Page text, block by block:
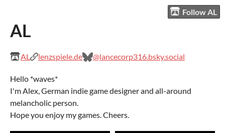
Follow AL
AL
AL lenzspiele.de @lancecorp316.bsky.social
Hello *waves*
I'm Alex, German indie game designer and all-around
melancholic person.
Hope you enjoy my games. Cheers.